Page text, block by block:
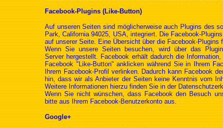
Facebook-Plugins (Like-Button)
Auf unseren Seiten sind möglicherweise auch Plugins des
Park, California 94025, USA, integriert. Die Facebook-
auf unserer Seite. Eine Übersicht über die Facebook-Plugins
Wenn Sie unsere Seiten besuchen, wird über das
Server hergestellt. Facebook erhält dadurch die
Facebook "Like-Button" anklicken während Sie in Ihrem
Ihrem Facebook-Profil verlinken. Dadurch kann Facebook
hin, dass wir als Anbieter der Seiten keine Kenntnis vom
Weitere Informationen hierzu finden Sie in der
Wenn Sie nicht wünschen, dass Facebook den Besuch
bitte aus Ihrem Facebook-Benutzerkonto aus.
Google+